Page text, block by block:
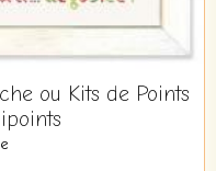
ou Kits de Points